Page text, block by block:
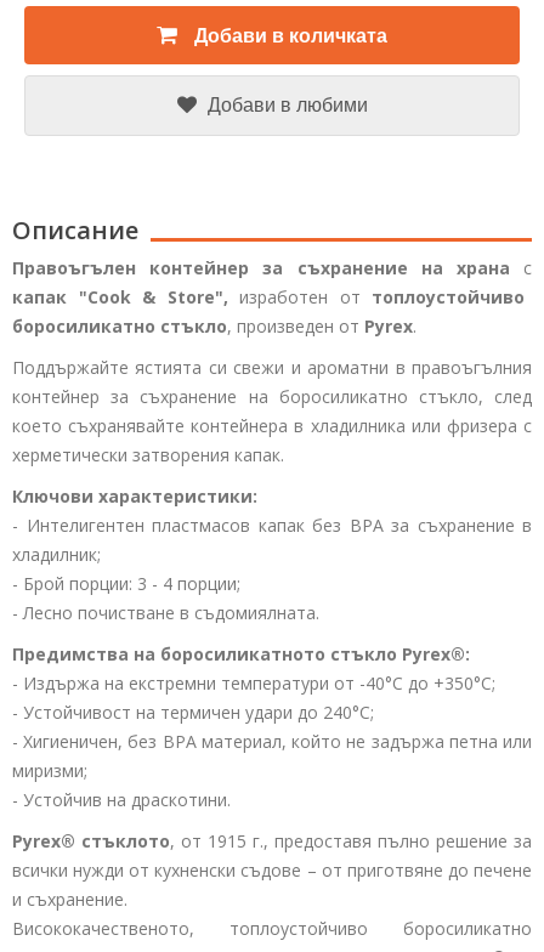
Добави в количката
Добави в любими
Описание
Правоъгълен контейнер за съхранение на храна с
капак "Cook & Store", изработен от топлоустойчиво
боросиликатно стъкло, произведен от Pyrex.
Поддържайте ястията си свежи и ароматни в правоъгълния
контейнер за съхранение на боросиликатно стъкло, след
което съхранявайте контейнера в хладилника или фризера с
херметически затворения капак.
Ключови характеристики:
- Интелигентен пластмасов капак без BPA за съхранение в
хладилник;
- Брой порции: 3 - 4 порции;
- Лесно почистване в съдомиялната.
Предимства на боросиликатното стъкло Pyrex®:
- Издържа на екстремни температури от -40°C до +350°C;
- Устойчивост на термичен удари до 240°C;
- Хигиеничен, без BPA материал, който не задържа петна или
миризми;
- Устойчив на драскотини.
Pyrex® стъклото, от 1915 г., предоставя пълно решение за
всички нужди от кухненски съдове – от приготвяне до печене
и съхранение.
Висококачественото, топлоустойчиво боросиликатно